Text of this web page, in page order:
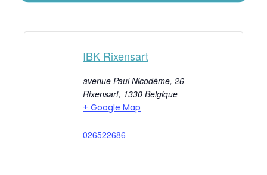
IBK Rixensart
avenue Paul Nicodème, 26
Rixensart, 1330 Belgique
+ Google Map
026522686